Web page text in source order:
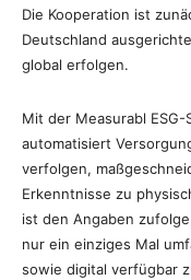
Die Kooperation ist
Deutschland
global erfolgen.
Mit der Measurabl
automatisiert
verfolgen,
Erkenntnisse zu
ist den Angaben
nur ein einziges Mal
sowie digital verfügbar